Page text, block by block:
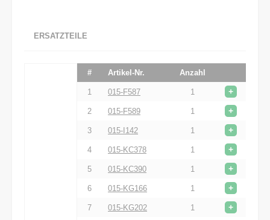
ERSATZTEILE
# Artikel-Nr. Anzahl
1 015-F587 1 +
2 015-F589 1 +
3 015-I142 1 +
4 015-KC378 1 +
5 015-KC390 1 +
6 015-KG166 1 +
7 015-KG202 1 +